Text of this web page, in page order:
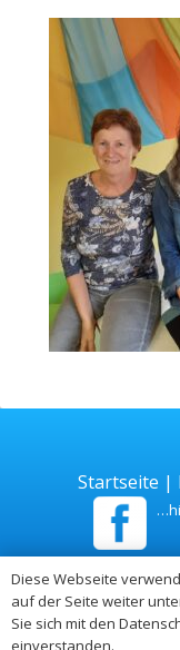
Startseite |
Zuletzt
Diese Webseite
auf der Seite weiter
Sie sich mit den
einverstanden.